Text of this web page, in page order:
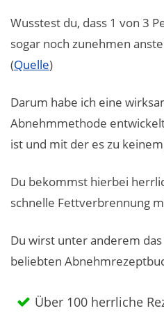
Wusstest du, dass 1 von 3
sogar noch zunehmen
(Quelle)
Darum habe ich eine
Abnehmmethode
ist und mit der es zu
Du bekommst hierbei
schnelle Fettverbrennung
Du wirst unter anderem
beliebten
Über 100 herrliche